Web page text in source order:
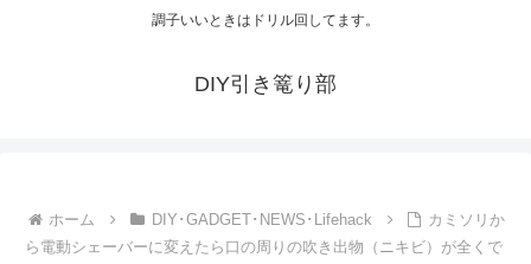
調子いいときはドリル回してます。
DIY引き篭り部
ホーム DIY･GADGET･NEWS･Lifehack
カミソリか
ら電動シェーバーに変えたら口の周りの吹き出物（ニキビ）が全くで